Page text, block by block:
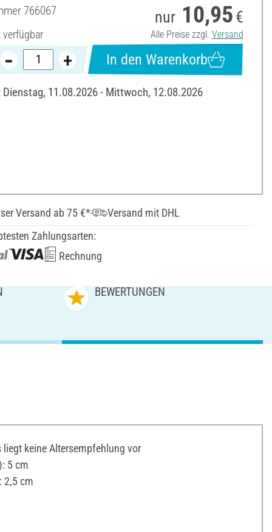
766067
verfügbar
nur 10,95 €
Alle Preise zzgl. Versand
In den Warenkorb
11.08.2026 - Mittwoch, 12.08.2026
Versand ab 75 €*
Versand mit DHL
Zahlungsarten:
Rechnung
BEWERTUNGEN
keine Altersempfehlung vor
5 cm
2,5 cm